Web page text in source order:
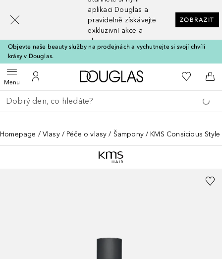
aplikaci Douglas a
pravidelně získávejte
exkluzivní akce a
slevy
ZOBRAZIT
Objevte naše beauty služby na prodejnách a vychutnejte si svojí chvíli
krásy v Douglas.
MenuOtevřít menuK mému účtu
Domů K mému
Do
Vraťte se
Proveďte vyhledávání
Homepage Vlasy Péče o vlasy Šampony KMS Consicious
[navigation.slideout.screenreader]